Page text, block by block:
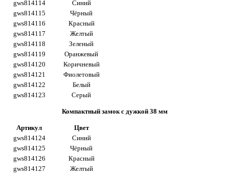
gws814114
Синий
gws814115
Чёрный
gws814116
Красный
gws814117
Желтый
gws814118
Зеленый
gws814119
Оранжевый
gws814120
Коричневый
gws814121
Фиолетовый
gws814122
Белый
gws814123
Серый
Компактный замок с дужкой 38 мм
Артикул
Цвет
gws814124
Синий
gws814125
Чёрный
gws814126
Красный
gws814127
Желтый